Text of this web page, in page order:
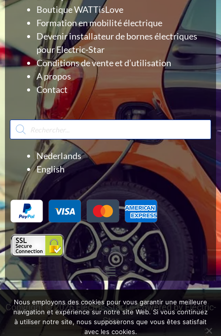
Boutique WATTisLove
Formation en mobilité électrique
Devenir installateur de bornes électriques
pour Electric-Star
Conditions de vente et d’utilisation
A propos
Contact
Recherche
de
produits
Nederlands
English
Menu
Copyright © 2026 Electric-Star | e-Powered by Electric-
Star
Nous employons des cookies pour vous garantir une meilleure
navigation et expérience sur notre site Web. Si vous continuez
à utiliser notre site, nous supposerons que vous êtes satisfait
avec les cookies.